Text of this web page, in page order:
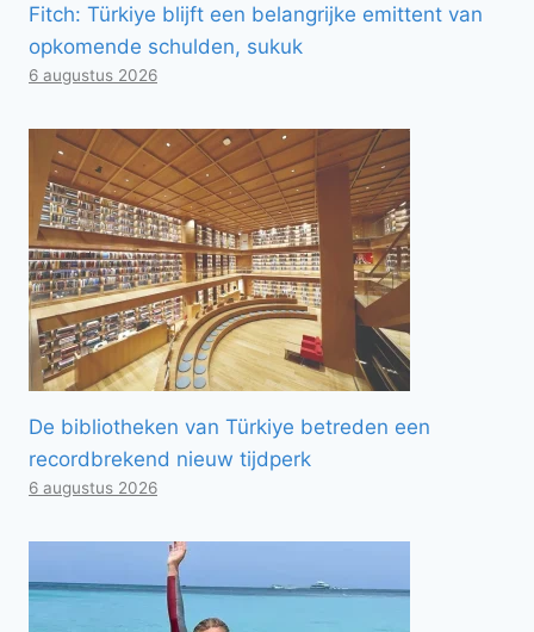
Fitch: Türkiye blijft een belangrijke emittent van
opkomende schulden, sukuk
6 augustus 2026
De bibliotheken van Türkiye betreden een
recordbrekend nieuw tijdperk
6 augustus 2026